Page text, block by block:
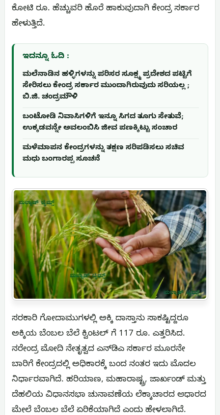
ಕೋಟಿ ರೂ. ಹೆಚ್ಚುವರಿ ಹೊರೆ ಹಾಕುವುದಾಗಿ ಕೇಂದ್ರ ಸರ್ಕಾರ
ಹೇಳುತ್ತಿದೆ.
ಇದನ್ನೂ ಓದಿ :
ಮಲೆನಾಡಿನ ಹಳ್ಳಿಗಳನ್ನು ಪರಿಸರ ಸೂಕ್ಷ್ಮ ಪ್ರದೇಶದ ಪಟ್ಟಿಗೆ
ಸೇರಿಸಲು ಕೇಂದ್ರ ಸರ್ಕಾರ ಮುಂದಾಗಿರುವುದು ಸರಿಯಲ್ಲ ;
ಬಿ.ಜಿ. ಚಂದ್ರಮೌಳಿ
ಬಂಟೋಡಿ ನಿವಾಸಿಗಳಿಗೆ ಇನ್ನೂ ಸಿಗದ ತೂಗು ಸೇತುವೆ;
ಉಕ್ಕಡವನ್ನೇ ಅವಲಂಬಿಸಿ ಜೀವ ಪಣಕ್ಕಿಟ್ಟು ಸಂಚಾರ
ಮಳೆಮಾಪನ ಕೇಂದ್ರಗಳನ್ನು ತಕ್ಷಣ ಸರಿಪಡಿಸಲು ಸಚಿವ
ಮಧು ಬಂಗಾರಪ್ಪ ಸೂಚನೆ
ಸರಕಾರಿ ಗೋದಾಮುಗಳಲ್ಲಿ ಅಕ್ಕಿ ದಾಸ್ತಾನು ಸಾಕಷ್ಟಿದ್ದರೂ
ಅಕ್ಕಿಯ ಬೆಂಬಲ ಬೆಲೆ ಕ್ವಿಂಟಲ್ ಗೆ 117 ರೂ. ಎತ್ತರಿಸಿದ.
ನರೇಂದ್ರ ಮೋದಿ ನೇತೃತ್ವದ ಎನ್‌ಡಿಎ ಸರ್ಕಾರ ಮೂರನೇ
ಬಾರಿಗೆ ಕೇಂದ್ರದಲ್ಲಿ ಅಧಿಕಾರಕ್ಕೆ ಬಂದ ನಂತರ ಇದು ಮೊದಲ
ನಿರ್ಧಾರವಾಗಿದೆ. ಹರಿಯಾಣ, ಮಹಾರಾಷ್ಟ್ರ, ಜಾರ್ಖಂಡ್ ಮತ್ತು
ದೆಹಲಿಯ ವಿಧಾನಸಭಾ ಚುನಾವಣೆಯ ಲೆಕ್ಕಾಚಾರದ ಆಧಾರದ
ಮೇಲೆ ಬೆಂಬಲ ಬೆಲೆ ಏರಿಕೆಯಾಗಿದೆ ಎಂದು ಹೇಳಲಾಗಿದೆ.